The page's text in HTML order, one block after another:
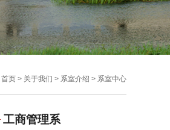
首页 > 关于我们 > 系室介绍 > 系室中心
工商管理系